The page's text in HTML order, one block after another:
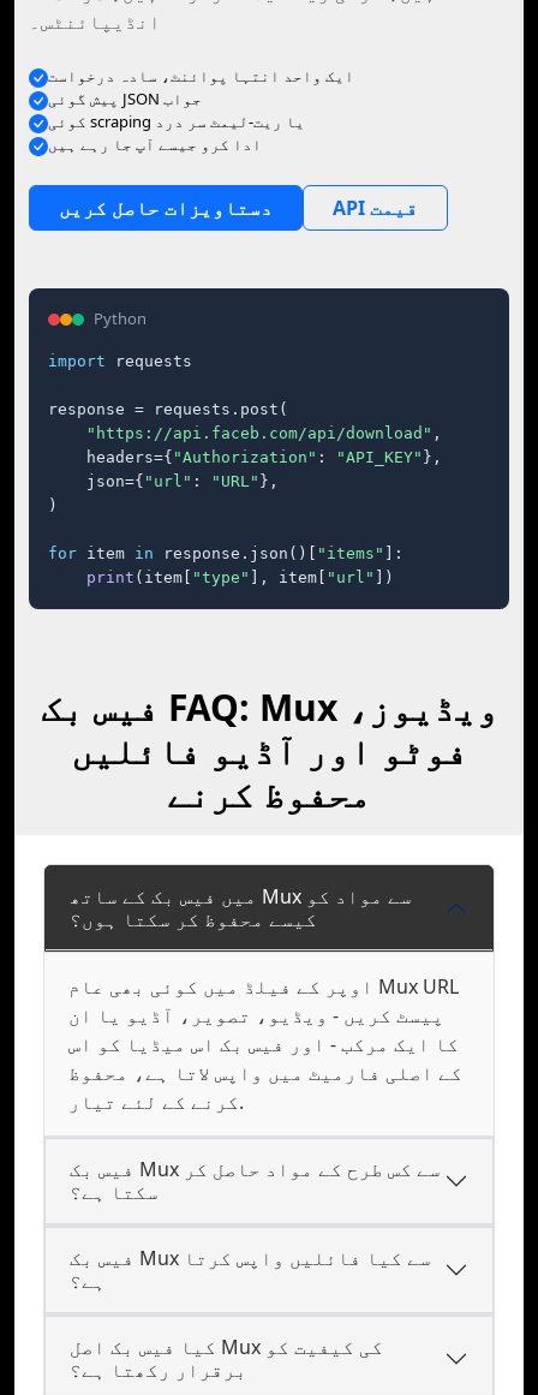
انڈیپائنٹس۔
ایک واحد انتہا پوائنٹ، سادہ درخواست
پیش گوئی JSON جواب
کوئی scraping یا ریت-لیمٹ سر درد
ادا کرو جیسے آپ جا رہے ہیں
دستاویزات حاصل کریں API قیمت
Python
import requests
response = requests.post(
"https://api.faceb.com/api/download" ,
    headers={
"Authorization" : "API_KEY" },
    json={
"url" : "URL" },
)
for item in response.json()[ "items"
]:
print (item[ "type" ], item[ "url" ])
فیس بک FAQ: Mux ویڈیوز،
فوٹو اور آڈیو فائلیں
محفوظ کرنے
میں فیس بک کے ساتھ Mux سے مواد کو
کیسے محفوظ کر سکتا ہوں؟
اوپر کے فیلڈ میں کوئی بھی عام Mux URL
پیسٹ کریں - ویڈیو، تصویر، آڈیو یا ان
کا ایک مرکب - اور فیس بک اس میڈیا کو اس
کے اصلی فارمیٹ میں واپس لاتا ہے، محفوظ
کرنے کے لئے تیار.
فیس بک Mux سے کس طرح کے مواد حاصل کر
سکتا ہے؟
فیس بک Mux سے کیا فائلیں واپس کرتا
ہے؟
کیا فیس بک اصل Mux کی کیفیت کو
برقرار رکھتا ہے؟